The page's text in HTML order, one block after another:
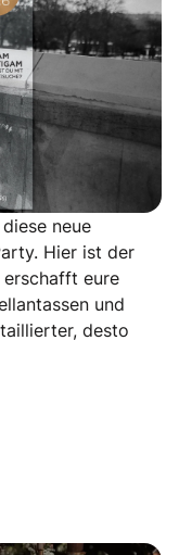
neue
Hier ist der
eure
und
desto